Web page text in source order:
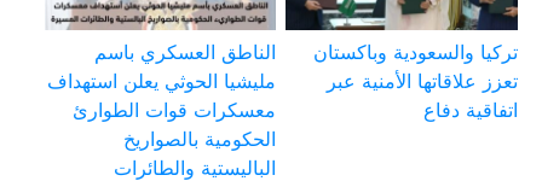
تركيا والسعودية وباكستان
تعزز علاقاتها الأمنية عبر
اتفاقية دفاع
الناطق العسكري باسم
مليشيا الحوثي يعلن استهداف
معسكرات قوات الطوارئ
الحكومية بالصواريخ
الباليستية والطائرات